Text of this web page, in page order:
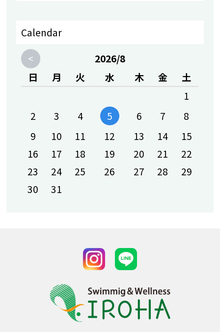
2026-05-12 18:21
4月30日 プール安全研修を実施しました
（動画も見て下さいね）
2026-05-08 15:48
4月30日 新入社員入社式＆スタッフ研修
IROHAの日、月が始まります！
2026-04-04 09:00
ダンス風景動画
ベビー会員（むらかみあおとくん）
2026-02-20 16:03
2026 餅つき祭り【番外編】
2026-02-16 09:29
2026 餅つき祭り【大人編】
Calendar
<
2026/8
日
月 火 水 木 金
土
1
2
3 4 5 6 7
8
9
10 11 12 13 14
15
16
17 18 19 20 21
22
23
24 25 26 27 28
29
30
31